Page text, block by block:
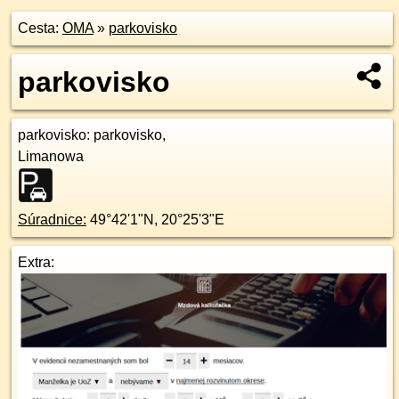
Cesta: OMA» parkovisko
parkovisko
parkovisko: parkovisko,
Limanowa
Súradnice: 49°42'1"N , 20°25'3"E
Extra: